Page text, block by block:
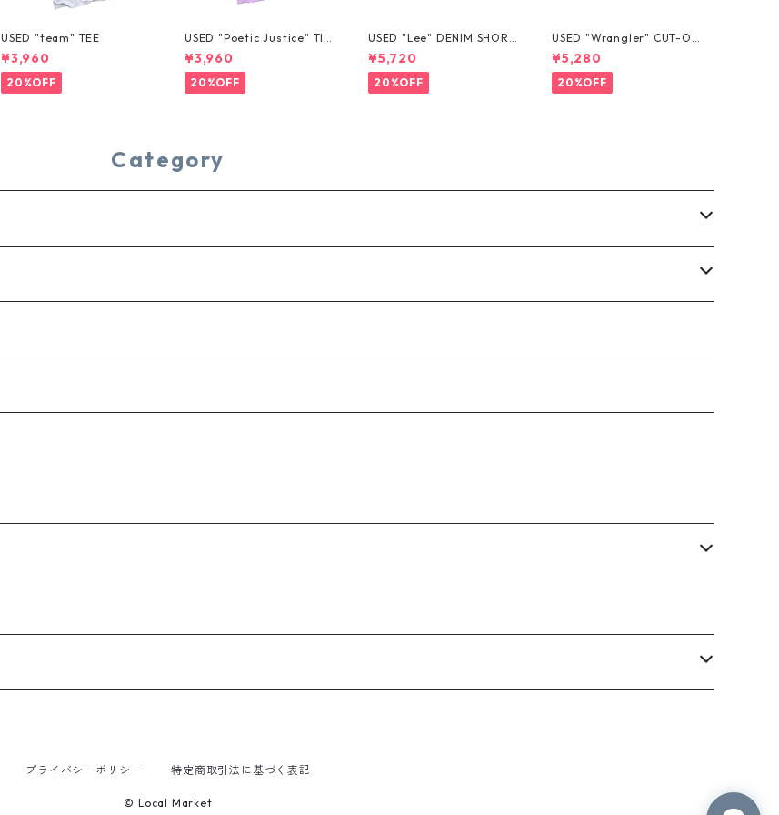
USED "team" TEE
¥3,960
20%OFF
USED "Poetic Justice" TIE
-DYE TEE
¥3,960
20%OFF
USED "Lee" DENIM SHORT
S
¥5,720
20%OFF
USED "Wrangler" CUT-OF
F DENIM SHORTS
¥5,280
20%OFF
Category
プライバシーポリシー 特定商取引法に基づく表記
© Local Market